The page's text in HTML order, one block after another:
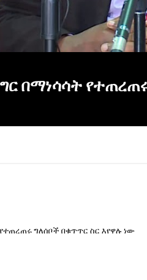
በማነሳሳት
ግለሰቦች በቁጥጥር ስር እየዋሉ ነው